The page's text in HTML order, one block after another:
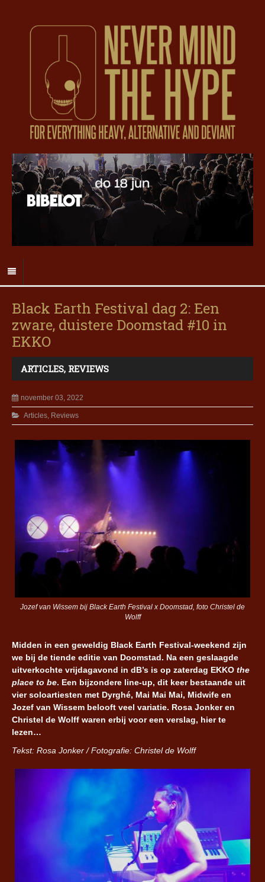
Black Earth Festival dag 2: Een
zware, duistere Doomstad #10 in
EKKO
ARTICLES, REVIEWS
november 03, 2022
Articles, Reviews
Jozef van Wissem bij Black Earth Festival x Doomstad, foto Christel de
Wolff
Midden in een geweldig Black Earth Festival-weekend zijn
we bij de tiende editie van Doomstad. Na een geslaagde
uitverkochte vrijdagavond in dB’s is op zaterdag EKKO the
place to be. Een bijzondere line-up, dit keer bestaande uit
vier soloartiesten met Dyrghé, Mai Mai Mai, Midwife en
Jozef van Wissem belooft veel variatie. Rosa Jonker en
Christel de Wolff waren erbij voor een verslag, hier te
lezen…
Tekst: Rosa Jonker / Fotografie: Christel de Wolff